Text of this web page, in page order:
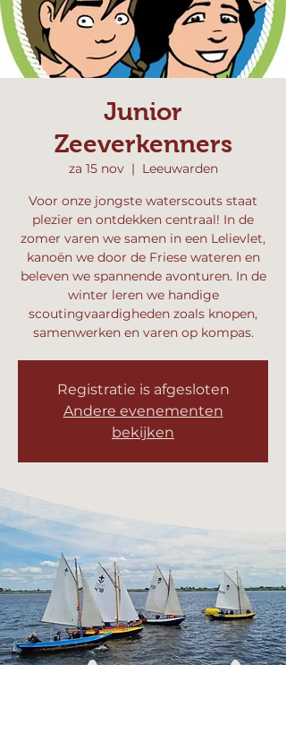
Junior
Zeeverkenners
za 15 nov
  |
Leeuwarden
Voor onze jongste waterscouts staat
plezier en ontdekken centraal! In de
zomer varen we samen in een Lelievlet,
kanoën we door de Friese wateren en
beleven we spannende avonturen. In de
winter leren we handige
scoutingvaardigheden zoals knopen,
samenwerken en varen op kompas.
Registratie is afgesloten
Andere evenementen
bekijken
Tijd en locatie
15 nov 2025, 10:00 – 12:00
Leeuwarden, Avondsterweg 11a, 8938
AK Leeuwarden, Nederland